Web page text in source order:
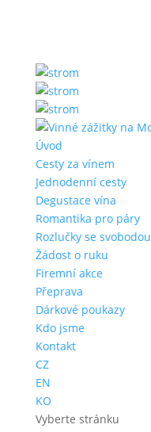
Úvod
Cesty za vínem
Jednodenní cesty
Degustace vína
Romantika pro páry
Rozlučky se svobodou
Žádost o ruku
Firemní akce
Přeprava
Dárkové poukazy
Kdo jsme
Kontakt
CZ
EN
KO
Vyberte stránku